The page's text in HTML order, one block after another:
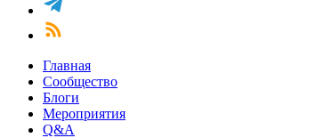
Главная
Сообщество
Блоги
Мероприятия
Q&A